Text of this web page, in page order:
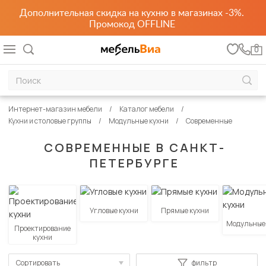
Дополнительная скидка на кухню в магазинах -3%.
Промокод OFFLINE
0
СОВРЕМЕННЫЕ В САНКТ-
ПЕТЕРБУРГЕ
Интернет-магазин мебели
Каталог мебели
Кухни и столовые группы
Модульные кухни Современные
Проектирование
кухни
Угловые кухни
Прямые кухни
Модульные
Сортировать
фильтр